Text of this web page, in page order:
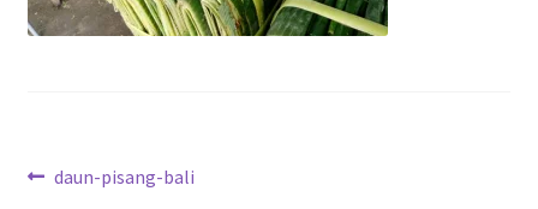
Navigasi
Previous
daun-pisang-bali